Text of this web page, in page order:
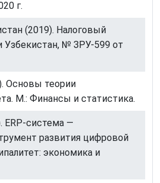
г.
(2019). Налоговый
Узбекистан, № ЗРУ-599 от
Основы теории
М.: Финансы и статистика.
ERP-система —
развития цифровой
экономика и